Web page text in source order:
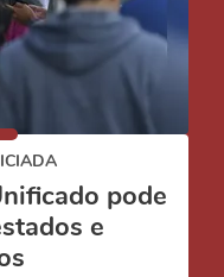
pode
e